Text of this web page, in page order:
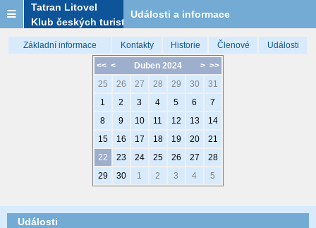
Tatran Litovel
Klub českých turistů
Události a informace
Základní informace Kontakty Historie Členové Události
<< < > >>
Duben 2024
25
26 27 28 29 30
31
1
2 3 4 5 6
7
8
9 10 11 12 13
14
15
16 17 18 19 20
21
22
23 24 25 26 27
28
29
30 1 2 3 4 5
Události